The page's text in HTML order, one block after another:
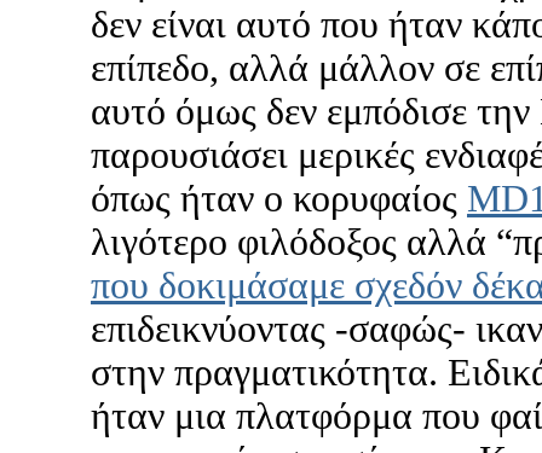
δεν είναι αυτό που ήταν
επίπεδο, αλλά μάλλον σε
αυτό όμως δεν εμπόδισε
παρουσιάσει μερικές
όπως ήταν ο κορυφαίος
λιγότερο φιλόδοξος αλλά
που δοκιμάσαμε σχεδόν
επιδεικνύοντας -σαφώς-
στην πραγματικότητα.
ήταν μια πλατφόρμα που